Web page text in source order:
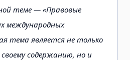
теме — «Правовые
международных
тема является не только
содержанию, но и